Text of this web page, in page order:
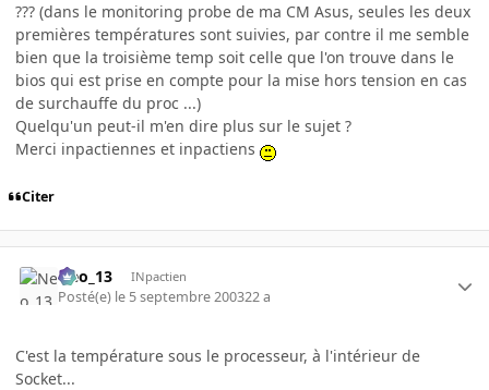
??? (dans le monitoring probe de ma CM Asus, seules les deux
premières températures sont suivies, par contre il me semble
bien que la troisième temp soit celle que l'on trouve dans le
bios qui est prise en compte pour la mise hors tension en cas
de surchauffe du proc ...)
Quelqu'un peut-il m'en dire plus sur le sujet ?
Merci inpactiennes et inpactiens
Citer
Neo_13 INpactien
Posté(e) le 5 septembre 200322 a
C'est la température sous le processeur, à l'intérieur de
Socket...